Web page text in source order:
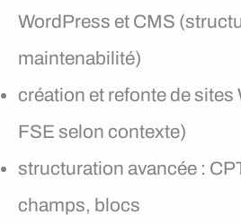
WordPress et CMS
maintenabilité)
création et refonte de
FSE selon contexte)
structuration avancée :
champs, blocs